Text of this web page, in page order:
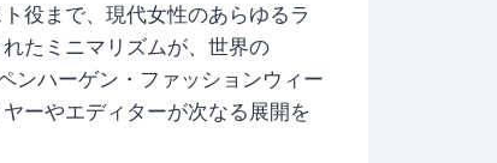
役まで、現代女性のあらゆるラ
たミニマリズムが、世界の
ンハーゲン・ファッションウィー
ーやエディターが次なる展開を